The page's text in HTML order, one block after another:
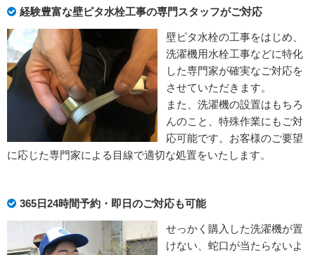
経験豊富な壁ピタ水栓工事の専門スタッフがご対応
壁ピタ水栓の工事をはじめ、
洗濯機用水栓工事などに特化
した専門家が確実なご対応を
させていただきます。
また、洗濯機の設置はもちろ
んのこと、特殊作業にもご対
応可能です。お客様のご要望
に応じた専門家による目線で適切な処置をいたします。
365日24時間予約・即日のご対応も可能
せっかく購入した洗濯機が置
けない、蛇口が当たらないよ